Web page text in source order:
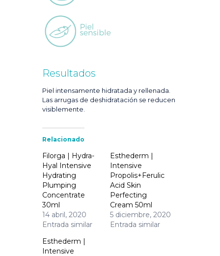
Resultados
Piel intensamente hidratada y rellenada.
Las arrugas de deshidratación se reducen
visiblemente.
Relacionado
Filorga | Hydra-
Hyal Intensive
Hydrating
Plumping
Concentrate
30ml
14 abril, 2020
Entrada similar
Esthederm |
Intensive
Propolis+Ferulic
Acid Skin
Perfecting
Cream 50ml
5 diciembre, 2020
Entrada similar
Esthederm |
Intensive